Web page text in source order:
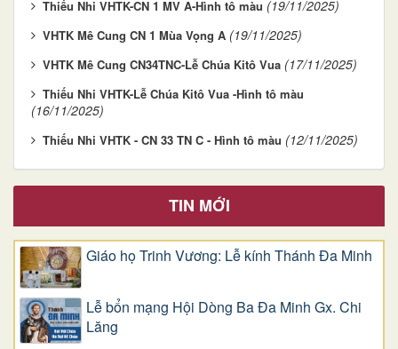
Thiếu Nhi VHTK-CN 1 MV A-Hình tô màu (19/11/2025)
VHTK Mê Cung CN 1 Mùa Vọng A (19/11/2025)
VHTK Mê Cung CN34TNC-Lễ Chúa Kitô Vua (17/11/2025)
Thiếu Nhi VHTK-Lễ Chúa Kitô Vua -Hình tô màu
(16/11/2025)
Thiếu Nhi VHTK - CN 33 TN C - Hình tô màu (12/11/2025)
TIN MỚI
Giáo họ Trinh Vương: Lễ kính Thánh Đa Minh
Lễ bổn mạng Hội Dòng Ba Đa Minh Gx. Chi
Lăng